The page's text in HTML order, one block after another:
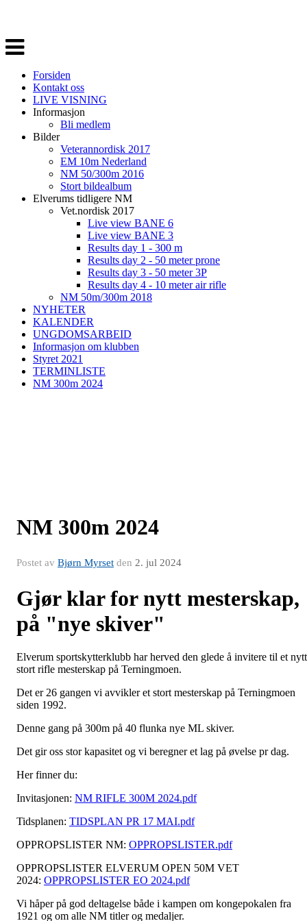
Veksle
navigasjon
Forsiden
Kontakt oss
LIVE VISNING
Informasjon
Bli medlem
Bilder
Veterannordisk 2017
EM 10m Nederland
NM 50/300m 2016
Stort bildealbum
Elverums tidligere NM
Vet.nordisk 2017
Live view BANE 6
Live view BANE 3
Results day 1 - 300 m
Results day 2 - 50 meter prone
Results day 3 - 50 meter 3P
Results day 4 - 10 meter air rifle
NM 50m/300m 2018
NYHETER
KALENDER
UNGDOMSARBEID
Informasjon om klubben
Styret 2021
TERMINLISTE
NM 300m 2024
NM 300m 2024
Postet av Bjørn Myrset den 2. jul 2024
Gjør klar for nytt mesterskap,
på "nye skiver"
Elverum sportskytterklubb har herved den glede å invitere til et nytt
stort rifle mesterskap på Terningmoen.
Det er 26 gangen vi avvikler et stort mesterskap på Terningmoen
siden 1992.
Denne gang på 300m på 40 flunka nye ML skiver.
Det gir oss stor kapasitet og vi beregner et lag på øvelse pr dag.
Her finner du:
Invitasjonen: NM RIFLE 300M 2024.pdf
Tidsplanen: TIDSPLAN PR 17 MAI.pdf
OPPROPSLISTER NM: OPPROPSLISTER.pdf
OPPROPSLISTER ELVERUM OPEN 50M VET
2024: OPPROPSLISTER EO 2024.pdf
Vi håper på god deltagelse både i kampen om kongepokalen fra
1921 og om alle NM titler og medaljer.